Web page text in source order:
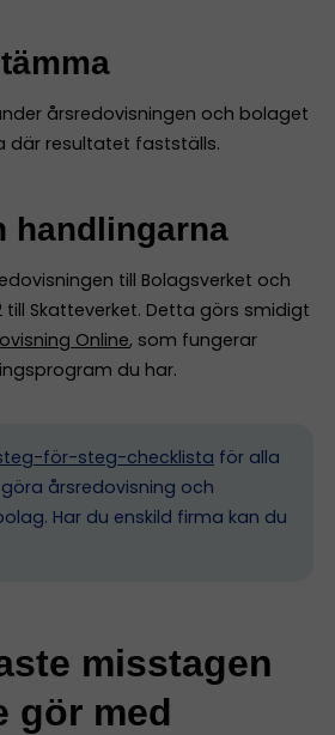
årsredovisningen och bolaget
där resultatet fastställs.
handlingarna
till Bolagsverket och
Skatteverket. Detta görs smidigt
Online, som fungerar
du har.
för-steg-checklista för alla
årsredovisning och
Har du enskild firma kan du
misstagen
gör med